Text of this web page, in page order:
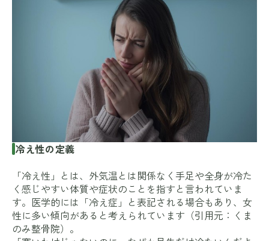
冷え性の定義
「冷え性」とは、外気温とは関係なく手足や全身が冷た
く感じやすい体質や症状のことを指すと言われていま
す。医学的には「冷え症」と表記される場合もあり、女
性に多い傾向があると考えられています（引用元： くま
のみ整骨院）。